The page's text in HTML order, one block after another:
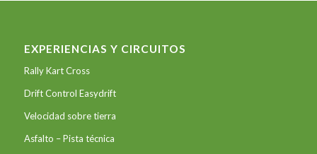
EXPERIENCIAS Y CIRCUITOS
Rally Kart Cross
Drift Control Easydrift
Velocidad sobre tierra
Asfalto – Pista técnica